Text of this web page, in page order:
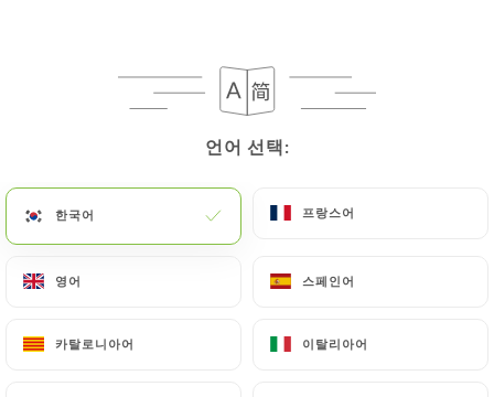
언어 선택:
한국어 프랑스어
영어 스페인어
카탈로니아어 이탈리아어
언어 선택:
한국어 프랑스어
영어 스페인어
카탈로니아어 이탈리아어